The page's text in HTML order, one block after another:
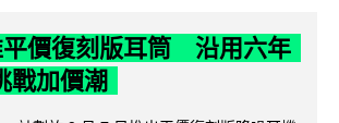
平價復刻版耳筒 沿用六年
戰加價潮